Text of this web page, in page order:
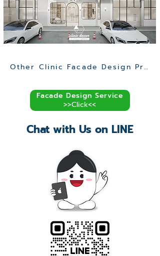
Other Clinic Facade Design Projects >>
Facade Design Service
>>Click<<
Chat with Us on LINE